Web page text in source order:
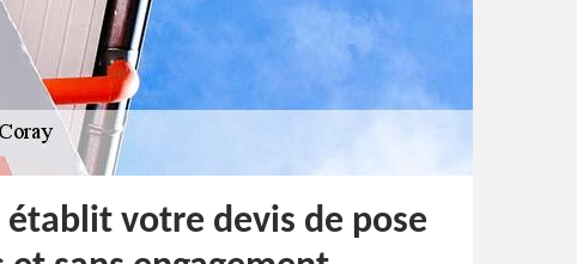
établit votre devis de pose